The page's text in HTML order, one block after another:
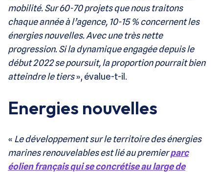
mobilité. Sur 60-70 projets que nous traitons
chaque année à l’agence, 10-15 % concernent les
énergies nouvelles. Avec une très nette
progression. Si la dynamique engagée depuis le
début 2022 se poursuit, la proportion pourrait bien
atteindre le tiers», évalue-t-il.
Energies nouvelles
« Le développement sur le territoire des énergies
marines renouvelables est lié au premierparc
éolien français qui se concrétise au large de